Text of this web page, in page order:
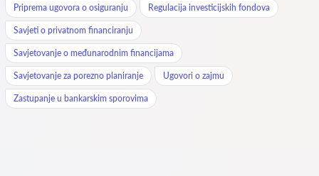
Priprema ugovora o osiguranju Regulacija investicijskih fondova
Savjeti o privatnom financiranju
Savjetovanje o međunarodnim financijama
Savjetovanje za porezno planiranje Ugovori o zajmu
Zastupanje u bankarskim sporovima